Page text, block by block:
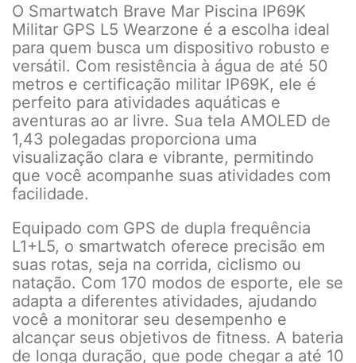
O Smartwatch Brave Mar Piscina IP69K
Militar GPS L5 Wearzone é a escolha ideal
para quem busca um dispositivo robusto e
versátil. Com resistência à água de até 50
metros e certificação militar IP69K, ele é
perfeito para atividades aquáticas e
aventuras ao ar livre. Sua tela AMOLED de
1,43 polegadas proporciona uma
visualização clara e vibrante, permitindo
que você acompanhe suas atividades com
facilidade.
Equipado com GPS de dupla frequência
L1+L5, o smartwatch oferece precisão em
suas rotas, seja na corrida, ciclismo ou
natação. Com 170 modos de esporte, ele se
adapta a diferentes atividades, ajudando
você a monitorar seu desempenho e
alcançar seus objetivos de fitness. A bateria
de longa duração, que pode chegar a até 10